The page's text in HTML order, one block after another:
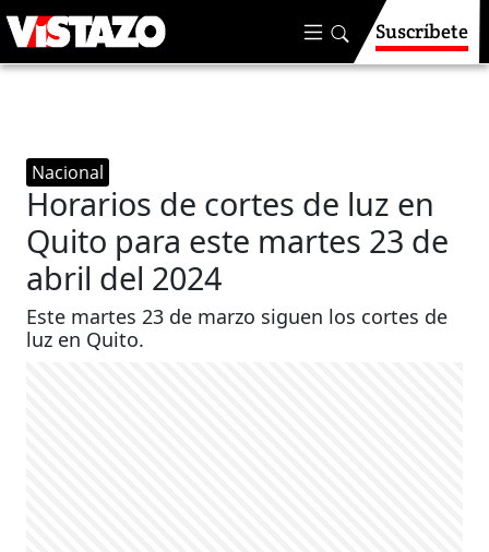
Suscríbete
Nacional
Horarios de cortes de luz en
Quito para este martes 23 de
abril del 2024
Este martes 23 de marzo siguen los cortes de
luz en Quito.